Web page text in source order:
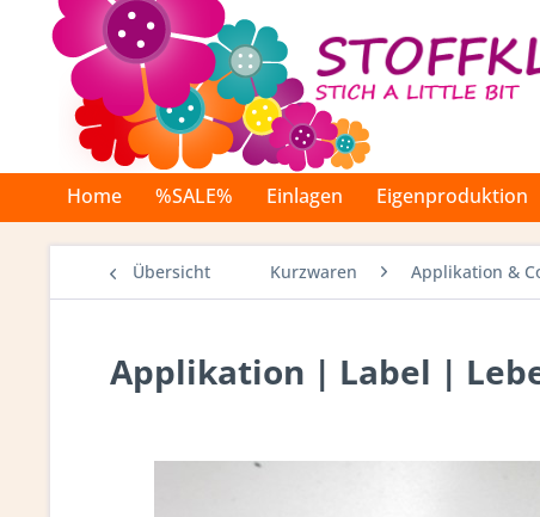
Home %SALE% Einlagen Eigenproduktion
Übersicht Kurzwaren Applikation &
Applikation | Label |